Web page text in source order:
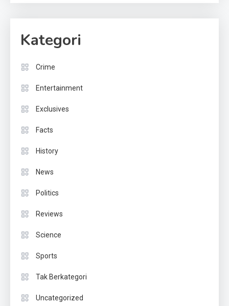
Kategori
Crime
Entertainment
Exclusives
Facts
History
News
Politics
Reviews
Science
Sports
Tak Berkategori
Uncategorized